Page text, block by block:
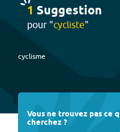
1 Suggestion
pour "cycliste"
cyclisme
Vous ne trouvez pas ce
cherchez ?